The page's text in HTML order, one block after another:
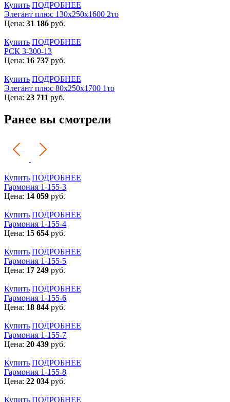
Купить ПОДРОБНЕЕ
Элегант плюс 130x250x1600 2то
Цена: 31 186 руб.
Купить ПОДРОБНЕЕ
РСК 3-300-13
Цена: 16 737 руб.
Купить ПОДРОБНЕЕ
Элегант плюс 80x250x1700 1то
Цена: 23 711 руб.
Ранее вы смотрели
Купить ПОДРОБНЕЕ
Гармония 1-155-3
Цена: 14 059 руб.
Купить ПОДРОБНЕЕ
Гармония 1-155-4
Цена: 15 654 руб.
Купить ПОДРОБНЕЕ
Гармония 1-155-5
Цена: 17 249 руб.
Купить ПОДРОБНЕЕ
Гармония 1-155-6
Цена: 18 844 руб.
Купить ПОДРОБНЕЕ
Гармония 1-155-7
Цена: 20 439 руб.
Купить ПОДРОБНЕЕ
Гармония 1-155-8
Цена: 22 034 руб.
Купить ПОДРОБНЕЕ